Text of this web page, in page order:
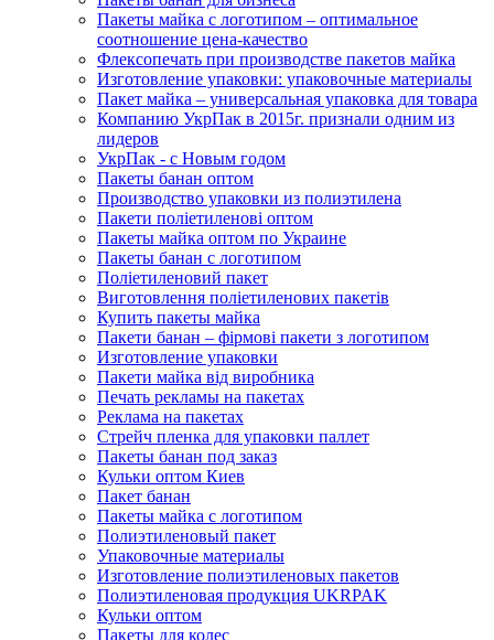
Пакеты майка с логотипом – оптимальное
соотношение цена-качество
Флексопечать при производстве пакетов майка
Изготовление упаковки: упаковочные материалы
Пакет майка – универсальная упаковка для товара
Компанию УкрПак в 2015г. признали одним из
лидеров
УкрПак - с Новым годом
Пакеты банан оптом
Производство упаковки из полиэтилена
Пакети поліетиленові оптом
Пакеты майка оптом по Украине
Пакеты банан с логотипом
Поліетиленовий пакет
Виготовлення поліетиленових пакетів
Купить пакеты майка
Пакети банан – фірмові пакети з логотипом
Изготовление упаковки
Пакети майка від виробника
Печать рекламы на пакетах
Реклама на пакетах
Стрейч пленка для упаковки паллет
Пакеты банан под заказ
Кульки оптом Киев
Пакет банан
Пакеты майка с логотипом
Полиэтиленовый пакет
Упаковочные материалы
Изготовление полиэтиленовых пакетов
Полиэтиленовая продукция UKRPAK
Кульки оптом
Пакеты для колес